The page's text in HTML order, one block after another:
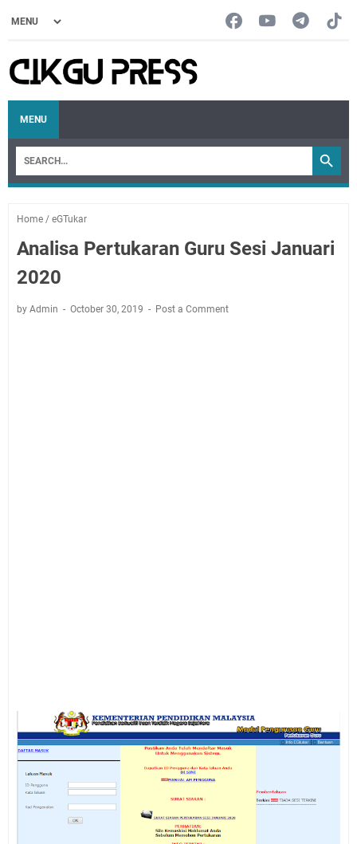
MENU
Home / eGTukar
Analisa Pertukaran Guru Sesi Januari
2020
by Admin October 30, 2019 Post a Comment